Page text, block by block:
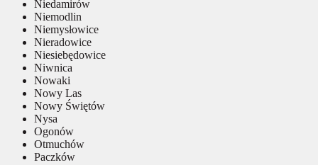
Niedamirów
Niemodlin
Niemysłowice
Nieradowice
Niesiebędowice
Niwnica
Nowaki
Nowy Las
Nowy Świętów
Nysa
Ogonów
Otmuchów
Paczków